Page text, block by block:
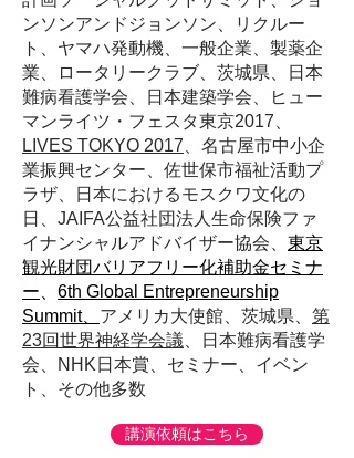
ンソンアンドジョンソン、リクルー
ト、ヤマハ発動機、一般企業、製薬企
業、ロータリークラブ、茨城県、日本
難病看護学会、日本建築学会、​
ヒュー
マンライツ・フェスタ東京2017、
LIVES TOKYO 2017
名古屋市中小企
業振興センター、佐世保市福祉活動プ
ラザ、日本におけるモスクワ文化の
日、JAIFA公益社団法人生命保険ファ
イナンシャルアドバイザー協会、 東京
観光財団バリアフリー化補助金セミナ
ー
6th Global Entrepreneurship
Summit、 アメリカ大使館、茨城県、 第
23回世界神経学会議
日本難病看護学
会、NHK日本賞、セミナー、イベン
ト、その他多数
講演依頼はこちら